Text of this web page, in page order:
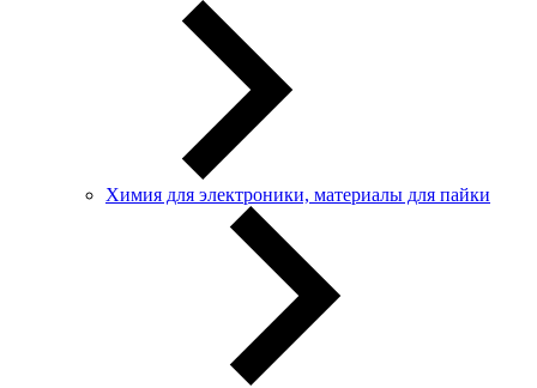
Химия для электроники, материалы для пайки